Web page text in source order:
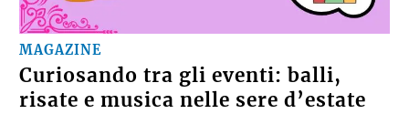
MAGAZINE
Curiosando tra gli eventi: balli,
risate e musica nelle sere d’estate